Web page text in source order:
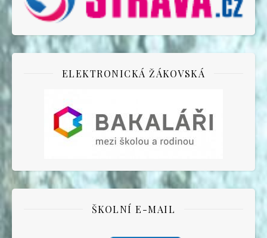
ELEKTRONICKÁ ŽÁKOVSKÁ
ŠKOLNÍ E-MAIL